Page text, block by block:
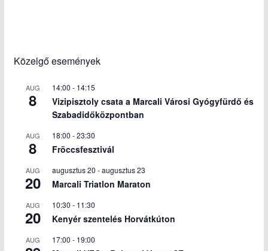
Közelgő események
AUG
8
14:00 - 14:15
Vizipisztoly csata a Marcali Városi Gyógyfürdő és
Szabadidőközpontban
AUG
8
18:00 -23:30
Fröccsfesztivál
AUG
20
augusztus 20 -augusztus 23
Marcali Triatlon Maraton
AUG
20
10:30 - 11:30
Kenyér szentelés Horvátkúton
AUG 17:00 - 19:00